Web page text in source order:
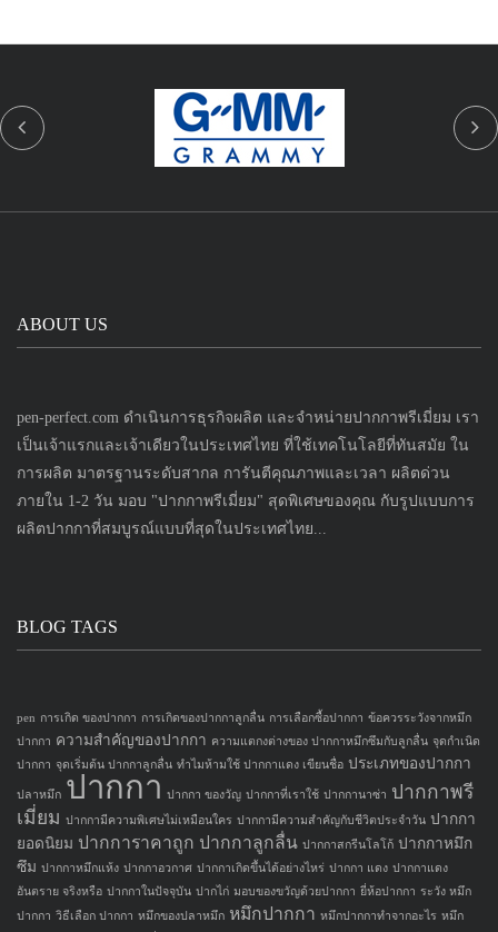
ABOUT US
pen-perfect.com ดำเนินการธุรกิจผลิต และจำหน่ายปากกาพรีเมี่ยม เรา
เป็นเจ้าแรกและเจ้าเดียวในประเทศไทย ที่ใช้เทคโนโลยีที่ทันสมัย ใน
การผลิต มาตรฐานระดับสากล การันตีคุณภาพและเวลา ผลิตด่วน
ภายใน 1-2 วัน มอบ "ปากกาพรีเมี่ยม" สุดพิเศษของคุณ กับรูปแบบการ
ผลิตปากกาที่สมบูรณ์แบบที่สุดในประเทศไทย...
BLOG TAGS
pen การเกิด ของปากกา การเกิดของปากกาลูกลื่น การเลือกซื้อปากกา ข้อควรระวังจากหมึก
ปากกา ความสำคัญของปากกา ความแตกงต่างของ ปากกาหมึกซึมกับลูกลื่น จุดกำเนิด
ปากกา จุดเริ่มต้น ปากกาลูกลื่น ทำไมห้ามใช้ ปากกาแดง เขียนชื่อ ประเภทของปากกา
ปลาหมึก ปากกา ปากกา ของวัญ ปากกาที่เราใช้ ปากกานาซ่า ปากกาพรี
เมี่ยม ปากกามีความพิเศษไม่เหมือนใคร ปากกามีความสำคัญกับชีวิตประจำวัน ปากกา
ยอดนิยม ปากการาคาถูก ปากกาลูกลื่น ปากกาสกรีนโลโก้ ปากกาหมึก
ซึม ปากกาหมึกแห้ง ปากกาอวกาศ ปากกาเกิดขึ้นได้อย่างไหร่ ปากกา แดง ปากกาแดง
อันตราย จริงหรือ ปากกาในปัจจุบัน ปากไก่ มอบของขวัญด้วยปากกา ยี่ห้อปากกา ระวัง หมึก
ปากกา วิธีเลือก ปากกา หมึกของปลาหมึก หมึกปากกา หมึกปากกาทำจากอะไร หมึก